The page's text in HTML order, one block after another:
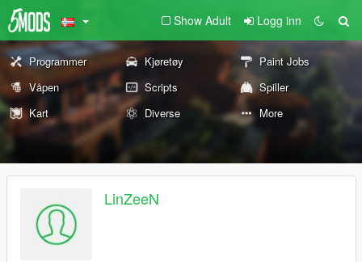
Show Adult Logg inn
Programmer Kjøretøy
Paint Jobs
Våpen
Scripts
Spiller
Kart
Diverse More
LinZeeN